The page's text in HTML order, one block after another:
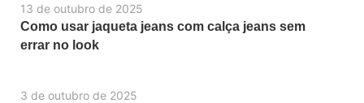
13 de outubro de 2025
Como usar jaqueta jeans com calça jeans sem
errar no look
3 de outubro de 2025